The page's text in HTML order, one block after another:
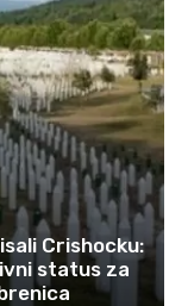
Crishocku:
status za